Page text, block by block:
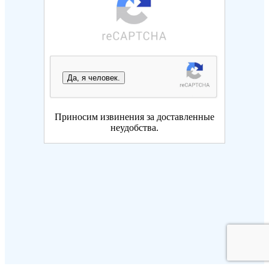
Да, я человек.
Приносим извинения за доставленные
неудобства.